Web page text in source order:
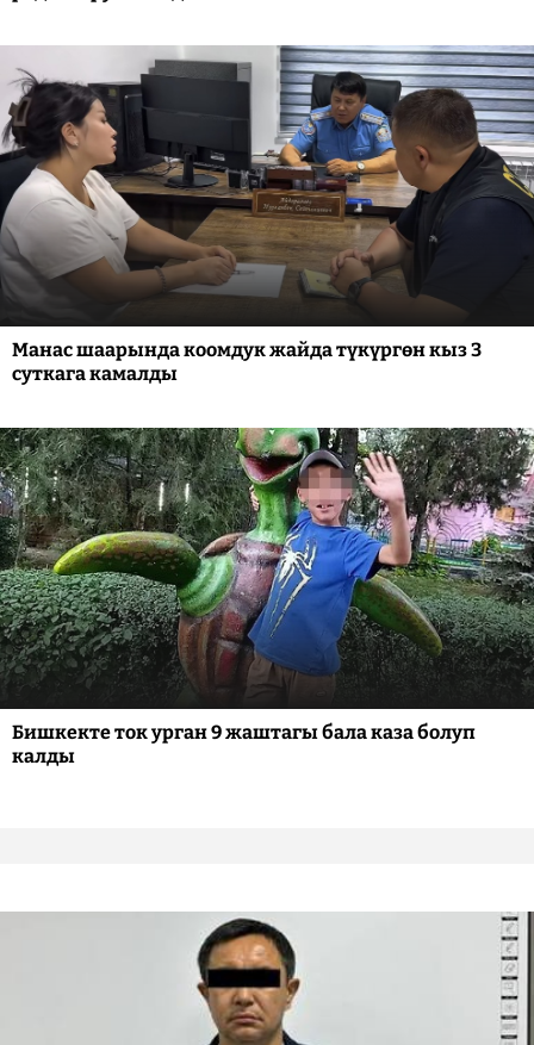
Манас шаарында коомдук жайда түкүргөн кыз 3
суткага камалды
Бишкекте ток урган 9 жаштагы бала каза болуп
калды